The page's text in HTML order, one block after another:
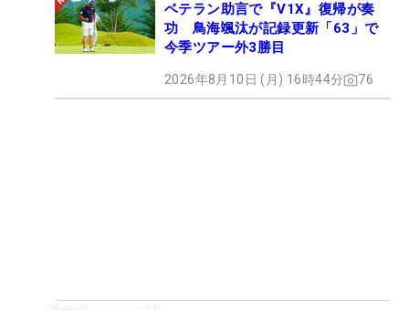
ベテラン助言で『V1X』復帰が奏
功 鳥海颯汰が記録更新「63」で
今季ツアー外3勝目
2026年8月10日 (月) 16時44分 76